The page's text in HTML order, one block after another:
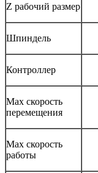
Z рабочий размер
Шпиндель
Контроллер
Max скорость
перемещения
Max скорость
работы